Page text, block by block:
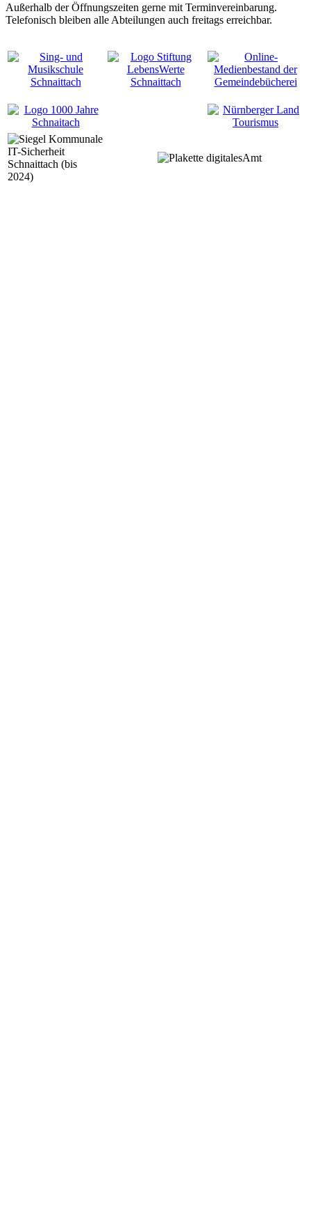
Außerhalb der Öffnungszeiten gerne mit Terminvereinbarung.
Telefonisch bleiben alle Abteilungen auch freitags erreichbar.